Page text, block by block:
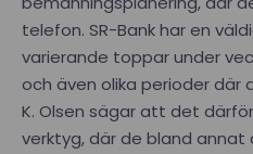
telefon. SR-Bank har en
varierande toppar under
och även olika perioder där
K. Olsen sägar att det
verktyg, där de bland annat